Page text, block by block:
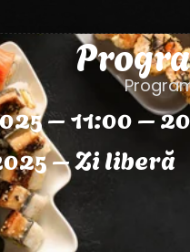
– 11:00 –
– Zi liberă